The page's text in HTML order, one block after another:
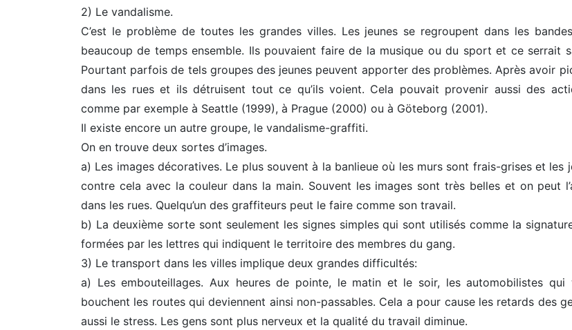
2) Le vandalisme.
C’est le problème de toutes les grandes villes. Les jeunes se regroupent dans les
beaucoup de temps ensemble. Ils pouvaient faire de la musique ou du sport et ce serrait
Pourtant parfois de tels groupes des jeunes peuvent apporter des problèmes. Après avoir
dans les rues et ils détruisent tout ce qu’ils voient. Cela pouvait provenir aussi des
comme par exemple à Seattle (1999), à Prague (2000) ou à Göteborg (2001).
Il existe encore un autre groupe, le vandalisme-graffiti.
On en trouve deux sortes d’images.
a) Les images décoratives. Le plus souvent à la banlieue où les murs sont frais-grises et les
contre cela avec la couleur dans la main. Souvent les images sont très belles et on peut
dans les rues. Quelqu’un des graffiteurs peut le faire comme son travail.
b) La deuxième sorte sont seulement les signes simples qui sont utilisés comme la
formées par les lettres qui indiquent le territoire des membres du gang.
3) Le transport dans les villes implique deux grandes difficultés:
a) Les embouteillages. Aux heures de pointe, le matin et le soir, les automobilistes qui
bouchent les routes qui deviennent ainsi non-passables. Cela a pour cause les retards des
aussi le stress. Les gens sont plus nerveux et la qualité du travail diminue.